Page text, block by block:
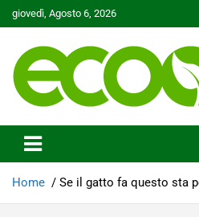
Skip
to
giovedì, Agosto 6, 2026
Ecoo.it
Home Se il gatto fa questo sta